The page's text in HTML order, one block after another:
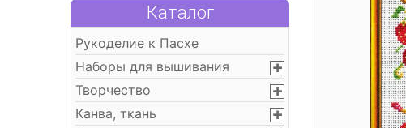
Каталог
Рукоделие к Пасхе
Наборы для вышивания
Творчество
Канва, ткань